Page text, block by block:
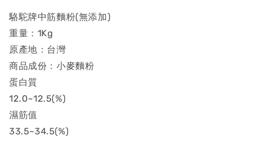
駱駝牌中筋麵粉(無添加)
重量：1Kg
原產地：台灣
商品成份：小麥麵粉
蛋白質
12.0~12.5(%)
濕筋值
33.5~34.5(%)